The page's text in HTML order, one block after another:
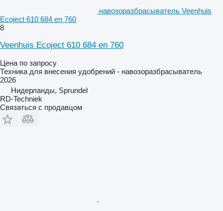
навозоразбрасыватель Veenhuis
Ecoject 610 684 en 760
8
Veenhuis Ecoject 610 684 en 760
Цена по запросу
Техника для внесения удобрений - навозоразбрасыватель
2026
Нидерланды, Sprundel
RD-Techniek
Связаться с продавцом